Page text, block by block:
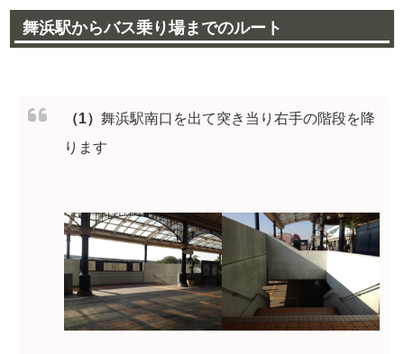
舞浜駅からバス乗り場までのルート
（1） 舞浜駅南口を出て突き当り右手の階段を降
ります